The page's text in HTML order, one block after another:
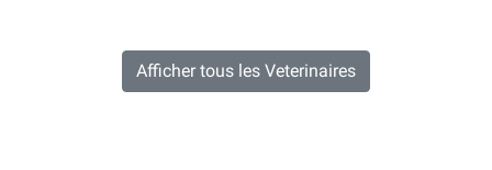
Afficher tous les Veterinaires